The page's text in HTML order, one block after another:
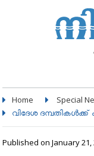
Home Special
വിദേശ
Published on January 21,